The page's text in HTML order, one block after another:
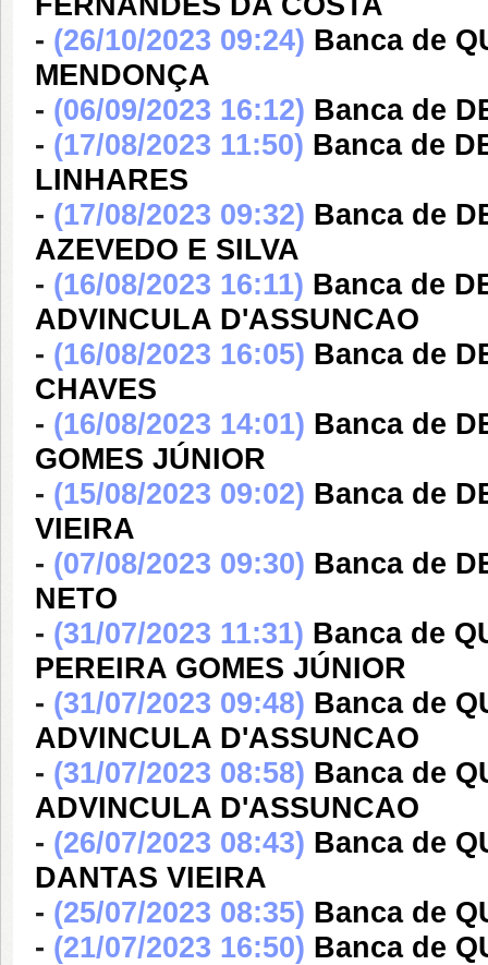
- (26/10/2023 09:24) Banca de
MENDONÇA
- (06/09/2023 16:12) Banca de
- (17/08/2023 11:50) Banca de
LINHARES
- (17/08/2023 09:32) Banca de
AZEVEDO E SILVA
- (16/08/2023 16:11) Banca de
ADVINCULA D'ASSUNCAO
- (16/08/2023 16:05) Banca de
CHAVES
- (16/08/2023 14:01) Banca de
GOMES JÚNIOR
- (15/08/2023 09:02) Banca de
VIEIRA
- (07/08/2023 09:30) Banca de
NETO
- (31/07/2023 11:31) Banca de
PEREIRA GOMES JÚNIOR
- (31/07/2023 09:48) Banca de
ADVINCULA D'ASSUNCAO
- (31/07/2023 08:58) Banca de
ADVINCULA D'ASSUNCAO
- (26/07/2023 08:43) Banca de
DANTAS VIEIRA
- (25/07/2023 08:35) Banca de
- (21/07/2023 16:50) Banca de